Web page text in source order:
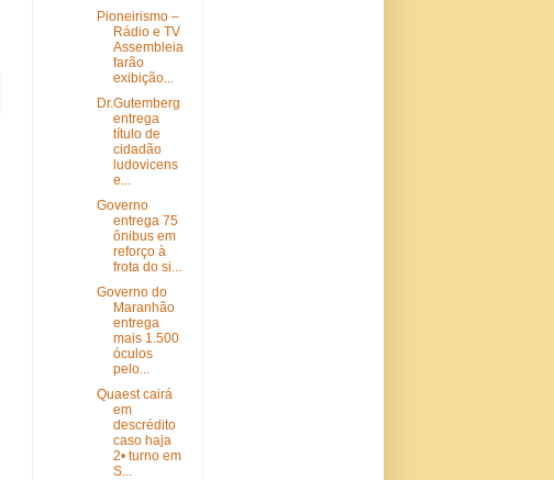
Pioneirismo –
Rádio e TV
Assembleia
farão
exibição...
Dr.Gutemberg
entrega
título de
cidadão
ludovicens
e...
Governo
entrega 75
ônibus em
reforço à
frota do si...
Governo do
Maranhão
entrega
mais 1.500
óculos
pelo...
Quaest cairá
em
descrédito
caso haja
2• turno em
S...